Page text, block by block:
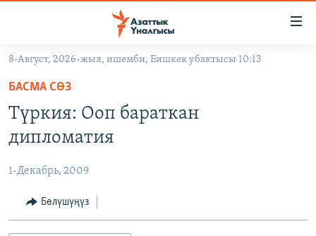
Навигацияга
өтүңүз
Издөөгө
салыңызКЫРГЫЗСТАН
ЭКОНОМИКА
МАДАНИЯТ
ДҮЙНӨ
БОРБОР АЗИЯ
АТАЙЫН ИЛИКТӨӨ
ТВ ПРОГРАММАЛАР
8-Август, 2026-жыл, ишемби, Бишкек убактысы 10:13
БАСМА СӨЗ
Түркия: Ооп бараткан
дипломатия
1-Декабрь, 2009
Бөлүшүңүз